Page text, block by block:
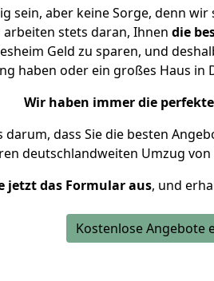
sein, aber keine Sorge, denn wir
arbeiten stets daran, Ihnen die
Geld zu sparen, und
haben oder ein großes Haus
Wir haben immer die
dass Sie die besten
deutschlandweiten Umzug
jetzt das Formular aus, und
Kostenlose Angebote